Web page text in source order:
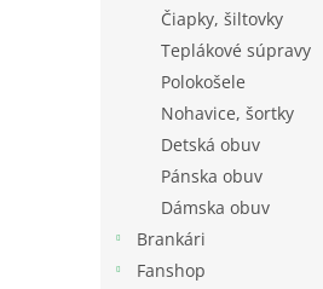
Čiapky, šiltovky
Teplákové súpravy
Polokošele
Nohavice, šortky
Detská obuv
Pánska obuv
Dámska obuv
Brankári
Fanshop